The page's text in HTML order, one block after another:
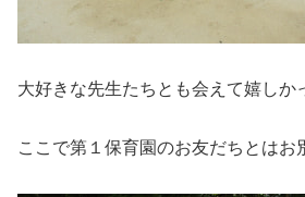
大好きな先生たちとも会えて嬉しか
ここで第１保育園のお友だちとはお